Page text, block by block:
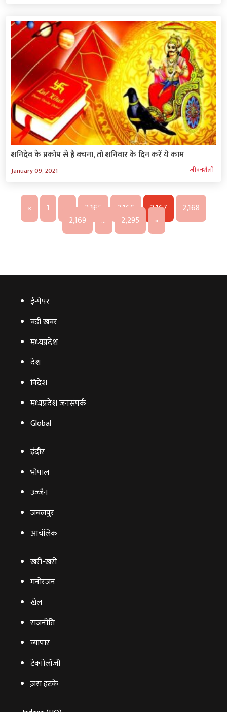
शनिदेव के प्रकोप से है बचना, तो शनिवार के दिन करें ये काम
January 09, 2021 जीवनशैली
« 1 2,165 2,166 2,167
2,168
2,169
… 2,295 »
ई‑पेपर
बड़ी खबर
मध्‍यप्रदेश
देश
विदेश
मध्यप्रदेश जनसंपर्क
Global
इंदौर
भोपाल
उज्‍जैन
जबलपुर
आचंलिक
खरी-खरी
मनोरंजन
खेल
राजनीति
व्‍यापार
टेक्‍नोलॉजी
ज़रा हटके